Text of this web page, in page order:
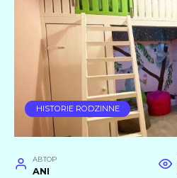
HISTORIE RODZINNE
АВТОР
ANI